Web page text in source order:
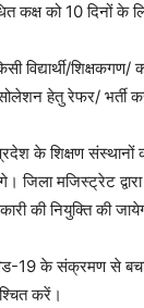
कक्ष को 10 दिनों के
विद्यार्थी/
हेतु रेफर/ भर्ती
के शिक्षण संस्थानों
जिला मजिस्ट्रेट
की नियुक्ति की
19 के संक्रमण से बचाव
करें।